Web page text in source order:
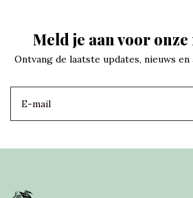
Meld je aan voor
Ontvang de laatste updates, nieuws en